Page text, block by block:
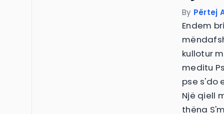
By Përtej
Endem
kullotur
meditu
pse s'do
Një qiell
thëna